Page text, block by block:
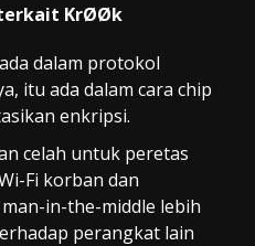
KrØØk
dalam protokol
itu ada dalam cara chip
enkripsi.
celah untuk peretas
Fi korban dan
in-the-middle lebih
perangkat lain